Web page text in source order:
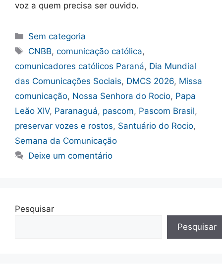
voz a quem precisa ser ouvido.
Categorias
Sem categoria
Tags
CNBB,comunicação católica,
comunicadores católicos Paraná, Dia Mundial
das Comunicações Sociais, DMCS 2026, Missa
comunicação, Nossa Senhora do Rocio, Papa
Leão XIV, Paranaguá, pascom, Pascom Brasil,
preservar vozes e rostos, Santuário do Rocio,
Semana da Comunicação
Deixe um comentário
Pesquisar
Pesquisar